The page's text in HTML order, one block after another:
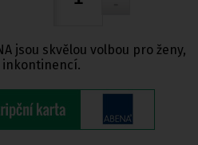
jsou skvělou volbou pro ženy,
inkontinencí.